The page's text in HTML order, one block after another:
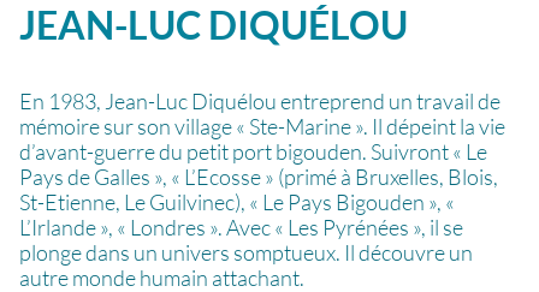
JEAN-LUC DIQUÉLOU
En 1983, Jean-Luc Diquélou entreprend un travail de
mémoire sur son village « Ste-Marine ». Il dépeint la vie
d’avant-guerre du petit port bigouden. Suivront « Le
Pays de Galles », « L’Ecosse » (primé à Bruxelles, Blois,
St-Etienne, Le Guilvinec), « Le Pays Bigouden », «
L’Irlande », « Londres ». Avec « Les Pyrénées », il se
plonge dans un univers somptueux. Il découvre un
autre monde humain attachant.